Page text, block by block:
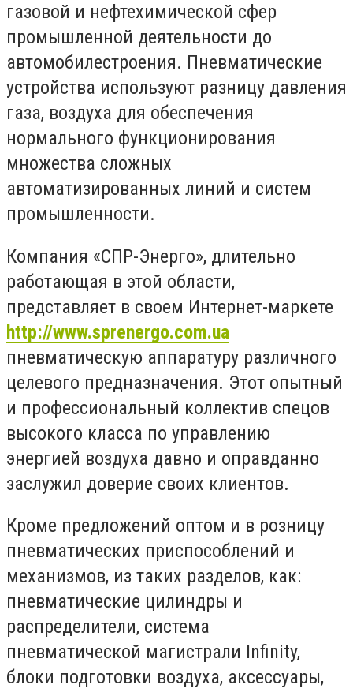
газовой и нефтехимической сфер
промышленной деятельности до
автомобилестроения. Пневматические
устройства используют разницу давления
газа, воздуха для обеспечения
нормального функционирования
множества сложных
автоматизированных линий и систем
промышленности.
Компания «СПР-Энерго», длительно
работающая в этой области,
представляет в своем Интернет-маркете
http://www.sprenergo.com.ua
пневматическую аппаратуру различного
целевого предназначения. Этот опытный
и профессиональный коллектив спецов
высокого класса по управлению
энергией воздуха давно и оправданно
заслужил доверие своих клиентов.
Кроме предложений оптом и в розницу
пневматических приспособлений и
механизмов, из таких разделов, как:
пневматические цилиндры и
распределители, система
пневматической магистрали Infinity,
блоки подготовки воздуха, аксессуары,